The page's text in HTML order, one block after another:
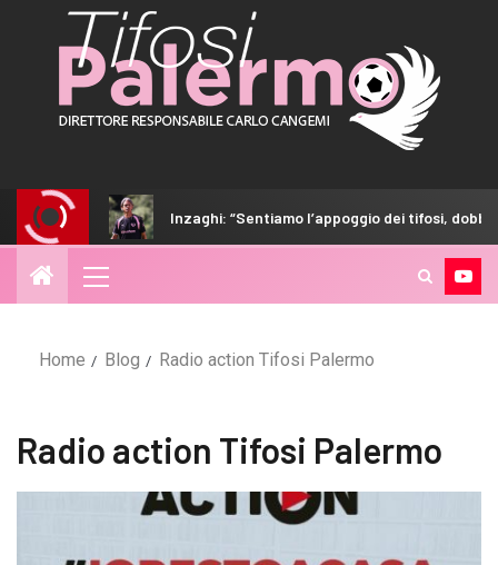
Inzaghi: “Sentiamo l’appoggio dei tifosi, dobbiamo
Home Blog Radio action Tifosi Palermo
Radio action Tifosi Palermo